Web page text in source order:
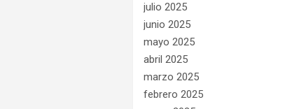
julio 2025
junio 2025
mayo 2025
abril 2025
marzo 2025
febrero 2025